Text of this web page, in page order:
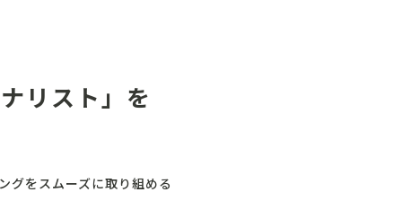
リスト」を
グをスムーズに取り組める